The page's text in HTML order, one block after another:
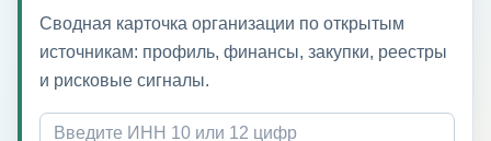
Сводная карточка организации по открытым
источникам: профиль, финансы, закупки, реестры
и рисковые сигналы.